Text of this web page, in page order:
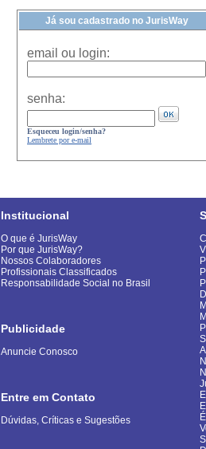
Já sou cadastrado no JurisWay
email ou login:
senha:
Esqueceu login/senha?
Lembrete por e-mail
Institucional
O que é JurisWay
Por que JurisWay?
Nossos Colaboradores
Profissionais Classificados
Responsabilidade Social no Brasil
Publicidade
Anuncie Conosco
Entre em Contato
Dúvidas, Críticas e Sugestões